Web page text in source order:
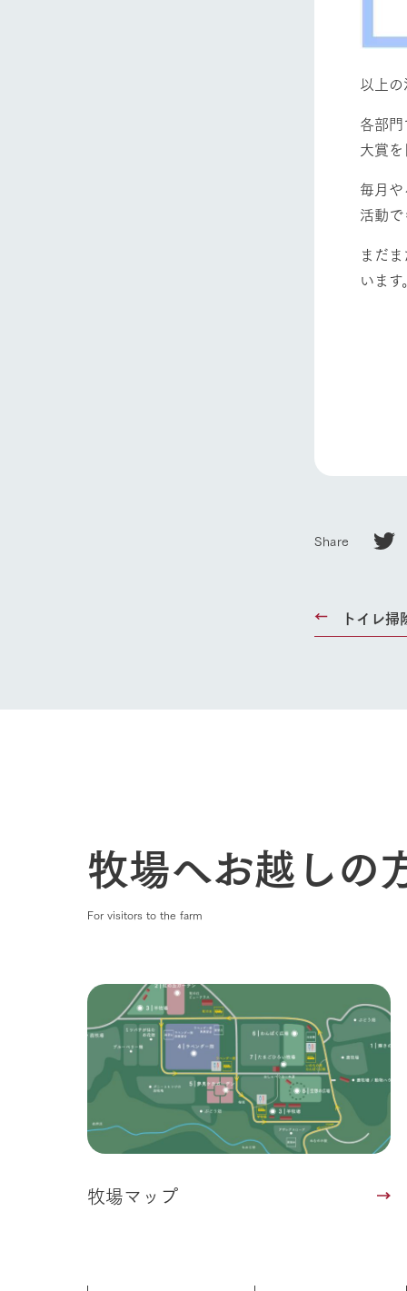
ホーム
事業一覧
以上
各部
大賞
毎月
活動
まだ
います
Share
トイレ
牧場へお越しの
For visitors to the farm
牧場マップ